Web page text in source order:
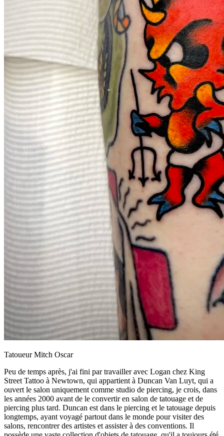
Tatoueur Mitch Oscar
Peu de temps après, j'ai fini par travailler avec Logan chez King
Street Tattoo à Newtown, qui appartient à Duncan Van Luyt, qui a
ouvert le salon uniquement comme studio de piercing, je crois, dans
les années 2000 avant de le convertir en salon de tatouage et de
piercing plus tard. Duncan est dans le piercing et le tatouage depuis
longtemps, ayant voyagé partout dans le monde pour visiter des
salons, rencontrer des artistes et assister à des conventions. Il